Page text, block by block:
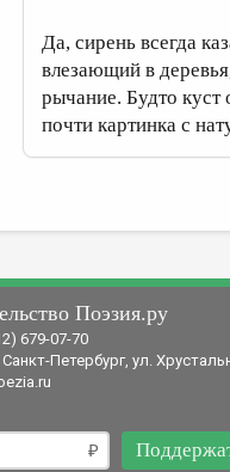
Да, сирень всегда
влезающий в
рычание. Будто куст
почти картинка с
Поэзия.ру
679-07-70
Санкт-Петербург, ул.